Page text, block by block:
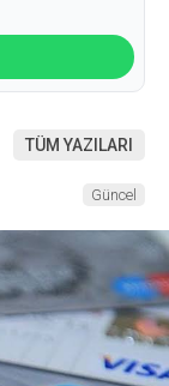
TÜM YAZILARI
Güncel